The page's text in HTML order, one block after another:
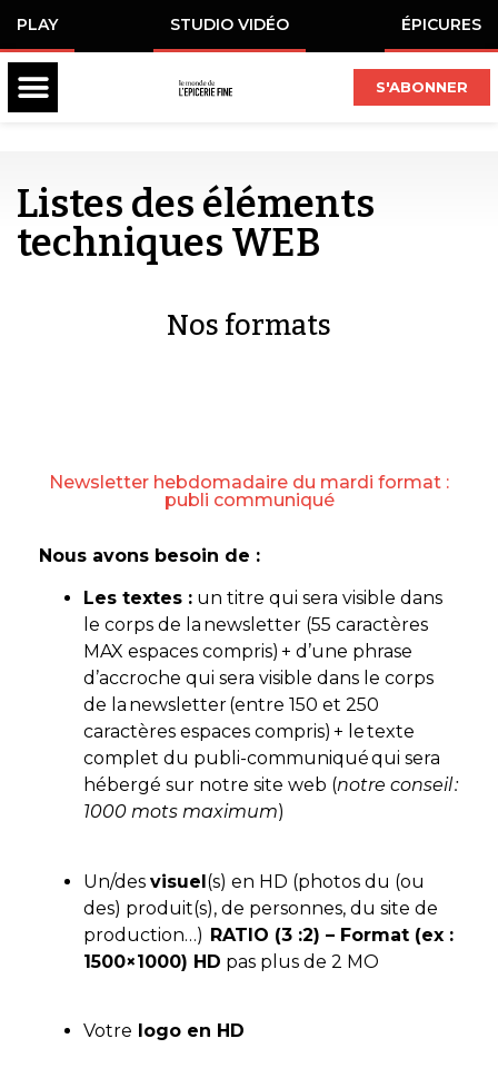
PLAY STUDIO VIDÉO ÉPICURES
S'ABONNER
Listes des éléments
techniques WEB
Nos formats
Newsletter hebdomadaire du mardi format :
publi communiqué
Nous avons besoin de :
Les textes : un titre qui sera visible dans
le corps de la newsletter (55 caractères
MAX espaces compris) + d’une phrase
d’accroche qui sera visible dans le corps
de la newsletter (entre 150 et 250
caractères espaces compris) + le texte
complet du publi-communiqué qui sera
hébergé sur notre site web (notre conseil :
1000 mots maximum)
Un/des visuel(s) en HD (photos du (ou
des) produit(s), de personnes, du site de
production…) RATIO (3 :2) – Format (ex :
1500×1000) HD pas plus de 2 MO
Votre logo en HD